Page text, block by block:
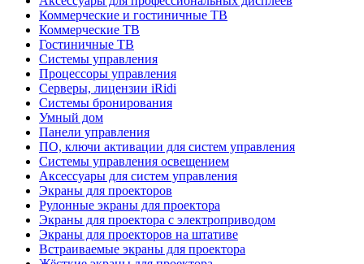
Коммерческие и гостиничные ТВ
Коммерческие ТВ
Гостиничные ТВ
Системы управления
Процессоры управления
Серверы, лицензии iRidi
Системы бронирования
Умный дом
Панели управления
ПО, ключи активации для систем управления
Системы управления освещением
Аксессуары для систем управления
Экраны для проекторов
Рулонные экраны для проектора
Экраны для проектора с электроприводом
Экраны для проекторов на штативе
Встраиваемые экраны для проектора